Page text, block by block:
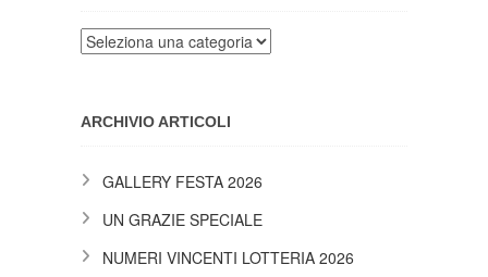
Categorie
ARCHIVIO ARTICOLI
GALLERY FESTA 2026
UN GRAZIE SPECIALE
NUMERI VINCENTI LOTTERIA 2026